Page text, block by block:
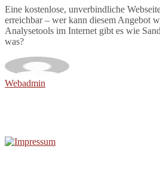
Eine kostenlose, unverbindliche
erreichbar – wer kann diesem Angebot
Analysetools im Internet gibt es wie
was?
Webadmin